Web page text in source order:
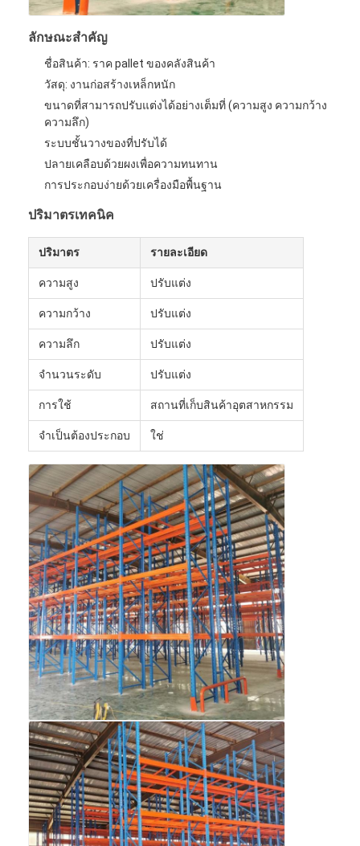
ชั้นวางจอแสดงผลซุปเปอร์มาร์เก็ต
คานเท้าแขนที่ดึง
ผลักดันการดึงกลับ
ขับในที่ดึง
แร็คกระสวยวิทยุ
ทางเดินแคบมาก
ชั้นวางชั้นลอย
แพลตฟอร์มโครงสร้างเหล็ก
พาเลทพลาสติก HDPE
พาเลทเหล็ก
พาเล็ตอลูมิเนียม
กล่องพอลเล็ตโลหะ
กรงเครือสาย
ลักษณะสําคัญ
ชื่อสินค้า: ราค pallet ของคลังสินค้า
วัสดุ: งานก่อสร้างเหล็กหนัก
ขนาดที่สามารถปรับแต่งได้อย่างเต็มที่ (ความสูง ความกว้าง
ความลึก)
ระบบชั้นวางของที่ปรับได้
ปลายเคลือบด้วยผงเพื่อความทนทาน
การประกอบง่ายด้วยเครื่องมือพื้นฐาน
ปริมาตรเทคนิค
ปริมาตร รายละเอียด
ความสูง ปรับแต่ง
ความกว้าง ปรับแต่ง
ความลึก ปรับแต่ง
จํานวนระดับ ปรับแต่ง
การใช้ สถานที่เก็บสินค้าอุตสาหกรรม
จําเป็นต้องประกอบ ใช่